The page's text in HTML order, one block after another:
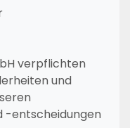
verpflichten
und
-entscheidungen